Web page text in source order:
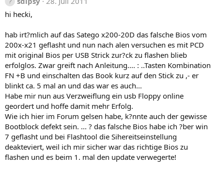
hi hecki,
hab irt?mlich auf das Satego x200-20D das falsche Bios vom
200x-x21 geflasht und nun nach alen versuchen es mit PCD
mit original Bios per USB Strick zur?ck zu flashen blieb
erfolglos. Zwar greift nach Anleitung.... : ..Tasten Kombination
FN +B und einschalten das Book kurz auf den Stick zu ,- er
blinkt ca. 5 mal an und das war es auch...
Habe mir nun aus Verzweiflung ein usb Floppy online
geordert und hoffe damit mehr Erfolg.
Wie ich hier im Forum gelsen habe, k?nnte auch der gewisse
Bootblock defekt sein. ... ? das falsche Bios habe ich ?ber win
7 geflasht und bei Flashtool die Sihereitseinstellung
deakteviert, weil ich mir sicher war das richtige Bios zu
flashen und es beim 1. mal den update verwegerte!